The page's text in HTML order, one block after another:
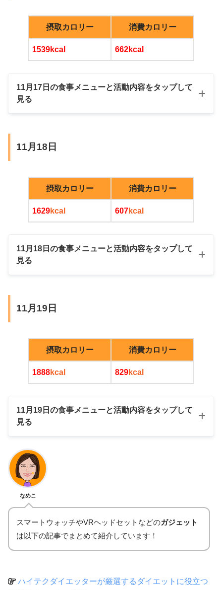
アルコール
YouTubeで宅トレ
きなこヨーグルトあんこ入り
夜
ナスと豚肉の炒めもの
納豆オムレツ
なし
YouTubeで宅トレ
オートミール入りたまごスープ
きなこヨーグルト
モウカザメの煮付け
味噌汁
発泡酒（糖質70%オフ）
オートミール入り味噌汁
おやつ
夜
摂取カロリー 消費カロリー
1539kcal 662kcal
11月17日の食事メニューと活動内容をタップして
見る
朝
オートミール入り味噌汁
11月18日
摂取カロリー 消費カロリー
1629kcal 607kcal
11月18日の食事メニューと活動内容をタップして
見る
朝
昼
大根と水菜サラダ
玄米、ひよこ豆、鶏ハム
11月19日
摂取カロリー 消費カロリー
1888kcal 829kcal
11月19日の食事メニューと活動内容をタップして
見る
朝
昼
テーキ150g）
なめこ
スマートウォッチやVRヘッドセットなどのガジェット
は以下の記事でまとめて紹介しています！
ハイテクダイエッターが厳選するダイエットに役立つ